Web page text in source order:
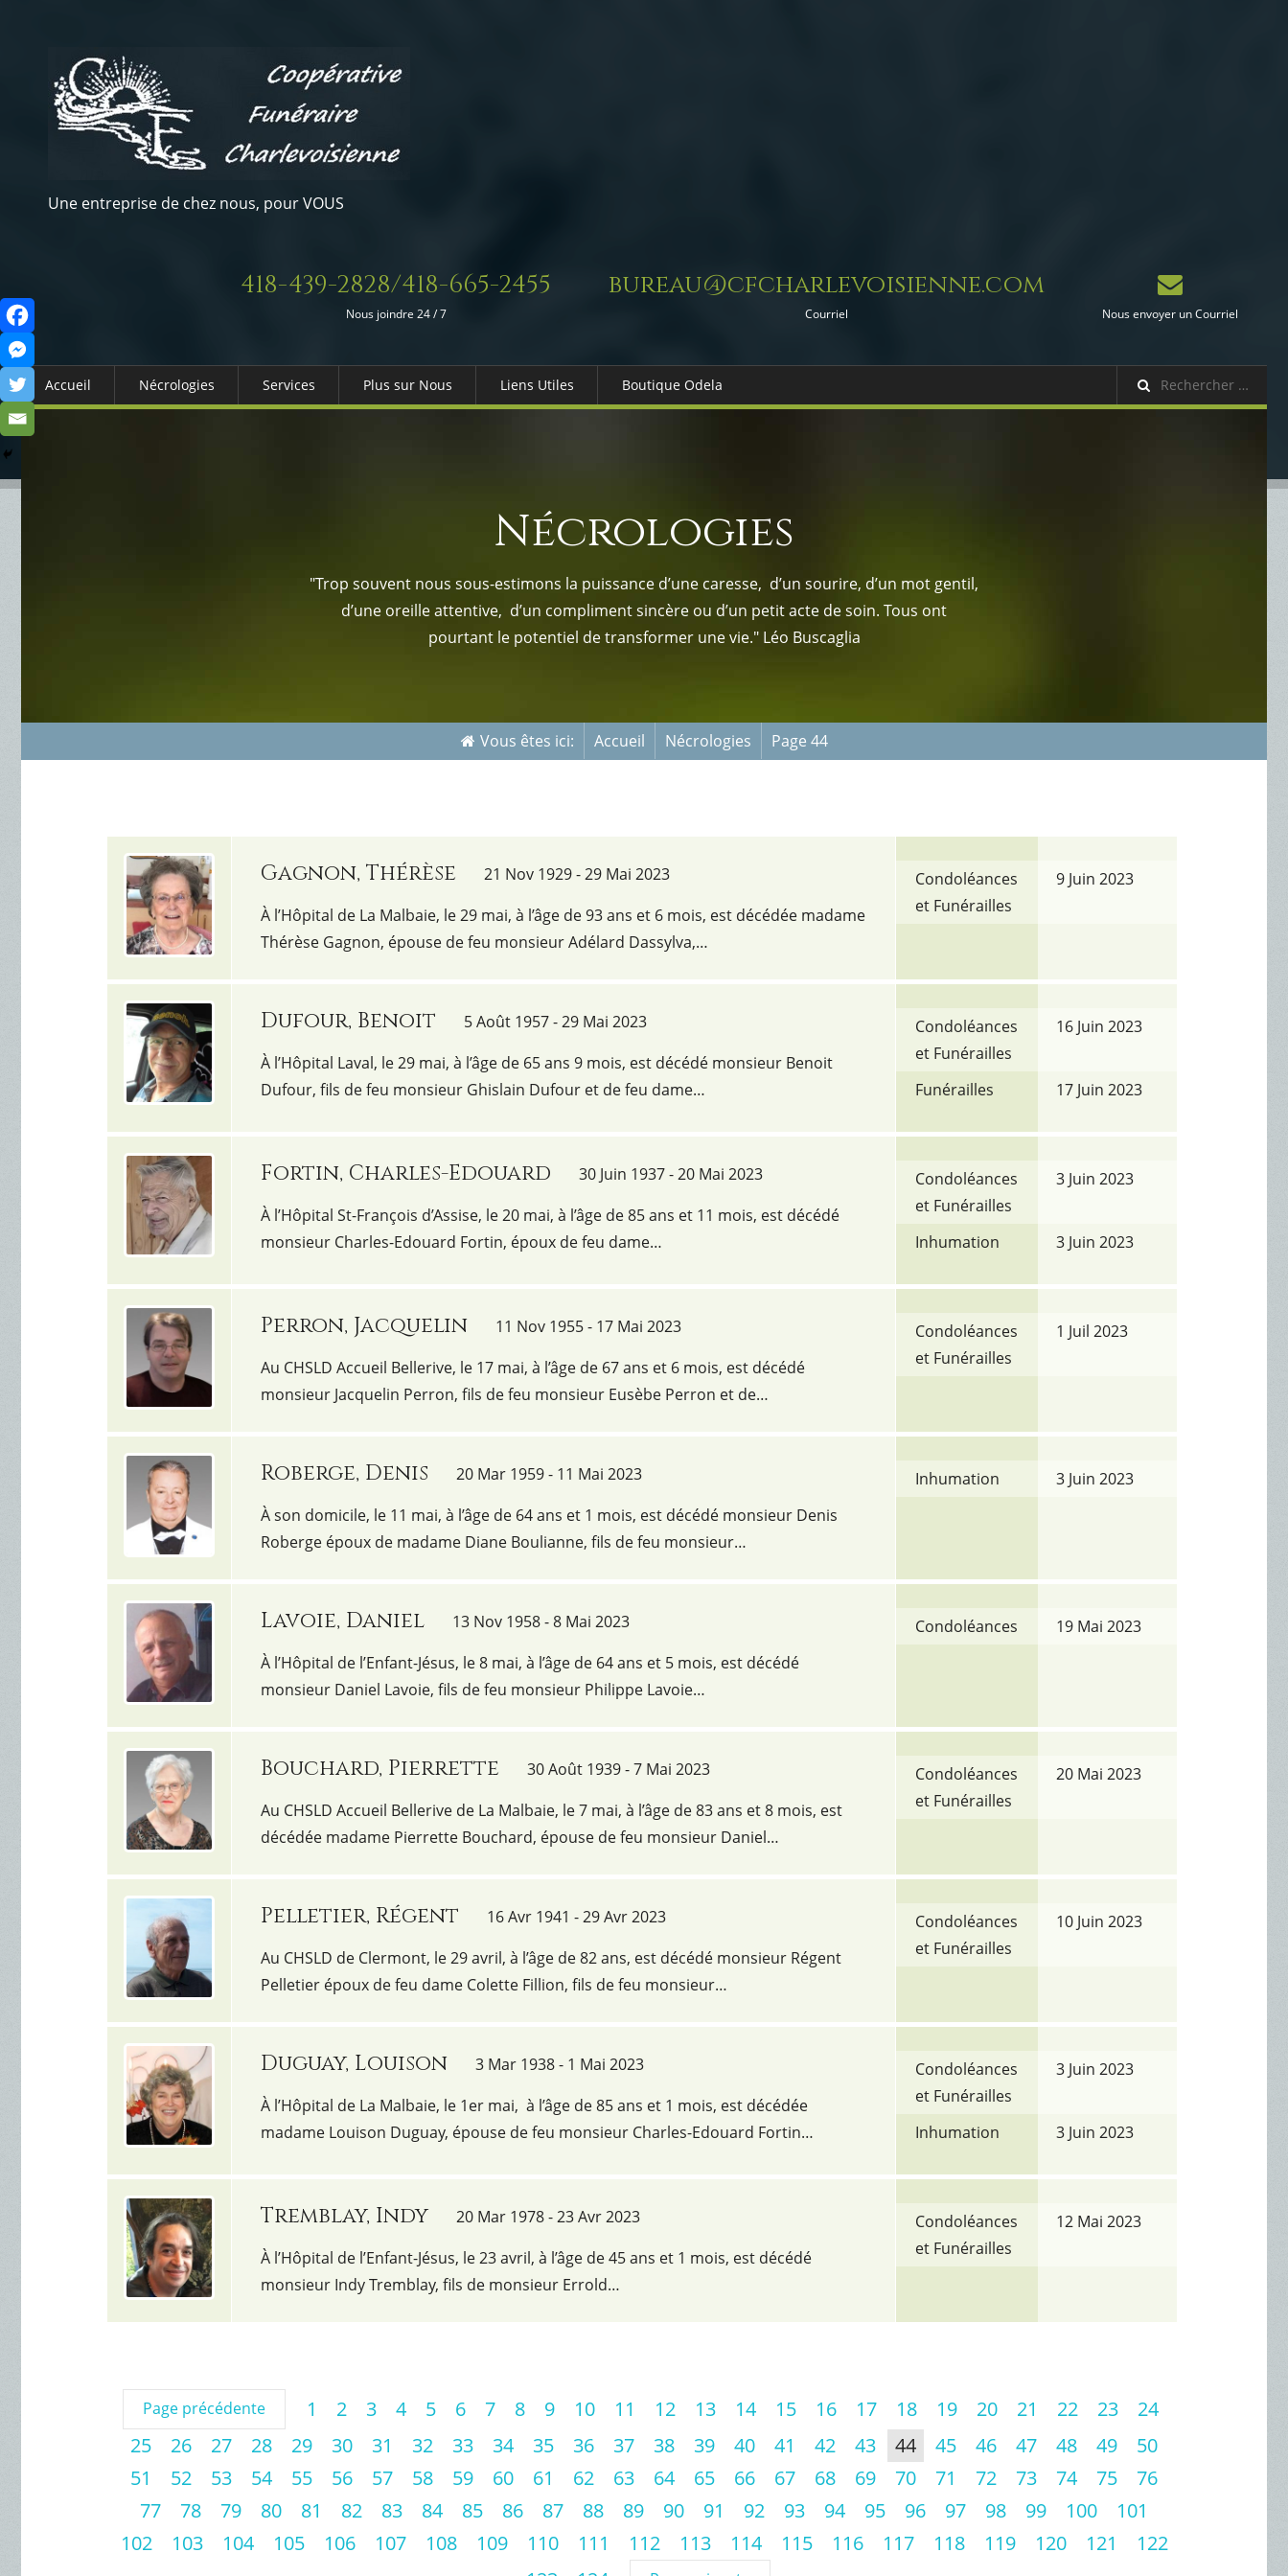
Une entreprise de chez nous, pour VOUS
418-439-2828/418-665-2455
Nous joindre 24 / 7
bureau@cfcharlevoisienne.com
Courriel Nous envoyer un Courriel
Accueil Nécrologies Services Plus sur Nous Liens Utiles
Fleuristes
Boutique Odela
Nécrologies
"Trop souvent nous sous-estimons la puissance d’une caresse, d’un sourire, d’un mot gentil,
d’une oreille attentive, d’un compliment sincère ou d’un petit acte de soin. Tous ont
pourtant le potentiel de transformer une vie." Léo Buscaglia
Vous êtes ici: Accueil Nécrologies Page 44
Gagnon, Thérèse
21 Nov 1929 - 29 Mai 2023
À l’Hôpital de La Malbaie, le 29 mai, à l’âge de 93 ans et 6 mois, est décédée madame
Thérèse Gagnon, épouse de feu monsieur Adélard Dassylva,…
Condoléances
et Funérailles
9 Juin 2023
Dufour, Benoit
5 Août 1957 - 29 Mai 2023
À l’Hôpital Laval, le 29 mai, à l’âge de 65 ans 9 mois, est décédé monsieur Benoit
Dufour, fils de feu monsieur Ghislain Dufour et de feu dame…
Condoléances
et Funérailles
16 Juin 2023
Funérailles 17 Juin 2023
Fortin, Charles-Edouard
30 Juin 1937 - 20 Mai 2023
À l’Hôpital St-François d’Assise, le 20 mai, à l’âge de 85 ans et 11 mois, est décédé
monsieur Charles-Edouard Fortin, époux de feu dame…
Condoléances
et Funérailles
3 Juin 2023
Inhumation 3 Juin 2023
Perron, Jacquelin
11 Nov 1955 - 17 Mai 2023
Au CHSLD Accueil Bellerive, le 17 mai, à l’âge de 67 ans et 6 mois, est décédé
monsieur Jacquelin Perron, fils de feu monsieur Eusèbe Perron et de…
Condoléances
et Funérailles
1 Juil 2023
Roberge, Denis
20 Mar 1959 - 11 Mai 2023
À son domicile, le 11 mai, à l’âge de 64 ans et 1 mois, est décédé monsieur Denis
Roberge époux de madame Diane Boulianne, fils de feu monsieur…
Inhumation 3 Juin 2023
Lavoie, Daniel
13 Nov 1958 - 8 Mai 2023
À l’Hôpital de l’Enfant-Jésus, le 8 mai, à l’âge de 64 ans et 5 mois, est décédé
monsieur Daniel Lavoie, fils de feu monsieur Philippe Lavoie…
Condoléances 19 Mai 2023
Bouchard, Pierrette
30 Août 1939 - 7 Mai 2023
Au CHSLD Accueil Bellerive de La Malbaie, le 7 mai, à l’âge de 83 ans et 8 mois, est
décédée madame Pierrette Bouchard, épouse de feu monsieur Daniel…
Condoléances
et Funérailles
20 Mai 2023
Pelletier, Régent
16 Avr 1941 - 29 Avr 2023
Au CHSLD de Clermont, le 29 avril, à l’âge de 82 ans, est décédé monsieur Régent
Pelletier époux de feu dame Colette Fillion, fils de feu monsieur…
Condoléances
et Funérailles
10 Juin 2023
Duguay, Louison
3 Mar 1938 - 1 Mai 2023
À l’Hôpital de La Malbaie, le 1er mai, à l’âge de 85 ans et 1 mois, est décédée
madame Louison Duguay, épouse de feu monsieur Charles-Edouard Fortin…
Condoléances
et Funérailles
3 Juin 2023
Inhumation 3 Juin 2023
Tremblay, Indy
20 Mar 1978 - 23 Avr 2023
À l’Hôpital de l’Enfant-Jésus, le 23 avril, à l’âge de 45 ans et 1 mois, est décédé
monsieur Indy Tremblay, fils de monsieur Errold…
Condoléances
et Funérailles
12 Mai 2023
Page précédente 1 2 3 4 5 6 7 8 9 10 11 12 13 14 15 16 17 18 19 20 21 22 23
24
25
26 27 28 29 30 31 32 33 34 35 36 37 38 39 40 41 42 43 44 45 46 47 48 49
50
51
52 53 54 55 56 57 58 59 60 61 62 63 64 65 66 67 68 69 70 71 72 73 74 75
76
77
78 79 80 81 82 83 84 85 86 87 88 89 90 91 92 93 94 95 96 97 98 99 100
101
102
103 104 105 106 107 108 109 110 111 112 113 114 115 116 117 118 119 120 121
122